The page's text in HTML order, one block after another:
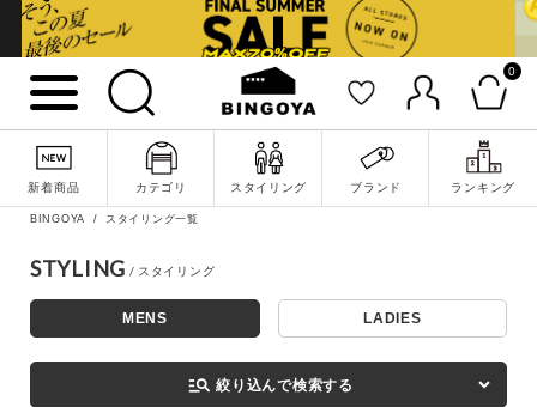
0
新着商品 カテゴリ スタイリング ブランド ランキング
詳細検索
キーワード
BINGOYA スタイリング一覧
STYLING
MENS LADIES
manage_search 絞り込んで検索する